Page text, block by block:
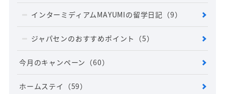
インターミディアムMAYUMIの留学日記 （9）
ジャパセンのおすすめポイント （5）
今月のキャンペーン （60）
ホームステイ （59）